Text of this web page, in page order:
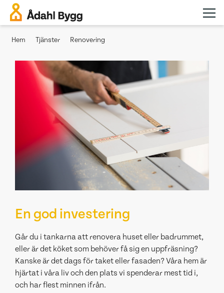
Hem Tjänster Renovering
En god investering
Går du i tankarna att renovera huset eller badrummet,
eller är det köket som behöver få sig en uppfräsning?
Kanske är det dags för taket eller fasaden? Våra hem är
hjärtat i våra liv och den plats vi spenderar mest tid i,
och har flest minnen ifrån.